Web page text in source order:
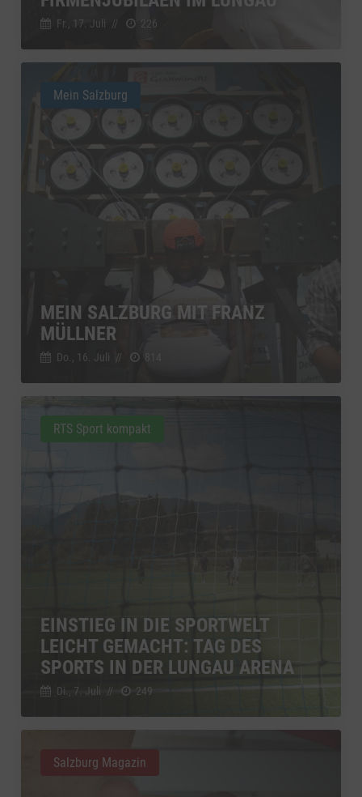
Fr., 17. Juli // 226
MEIN SALZBURG MIT FRANZ
MÜLLNER
Do., 16. Juli //
Mein Salzburg
EINSTIEG IN DIE SPORTWELT
LEICHT GEMACHT: TAG DES
SPORTS IN DER LUNGAU ARENA
Di., 7. Juli // 249
RTS Sport kompakt
Salzburg Magazin